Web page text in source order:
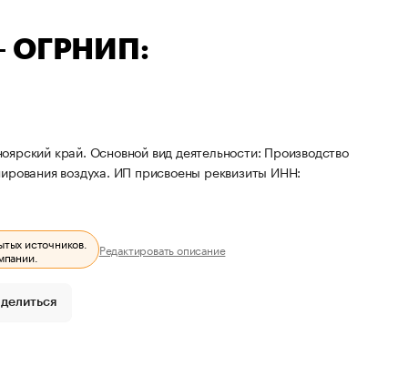
ОГРНИП:
край. Основной вид деятельности: Производство
воздуха. ИП присвоены реквизиты ИНН:
источников.
Редактировать описание